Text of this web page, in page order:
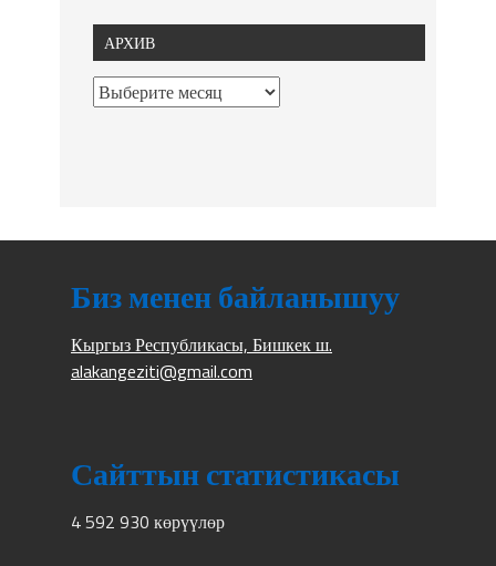
АРХИВ
Биз менен байланышуу
Кыргыз Республикасы, Бишкек ш.
alakangeziti@gmail.com
Сайттын статистикасы
4 592 930 көрүүлөр